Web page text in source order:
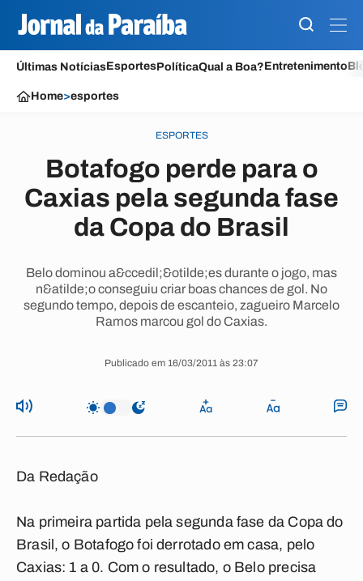
Últimas NotíciasEsportesPolíticaQual a Boa?Entretenimento
Home>esportes
ESPORTES
Botafogo perde para o
Caxias pela segunda fase
da Copa do Brasil
Belo dominou a&ccedil;&otilde;es durante o jogo, mas
n&atilde;o conseguiu criar boas chances de gol. No
segundo tempo, depois de escanteio, zagueiro Marcelo
Ramos marcou gol do Caxias.
Publicado em 16/03/2011 às 23:07
Da Redação
Na primeira partida pela segunda fase da Copa do
Brasil, o Botafogo foi derrotado em casa, pelo
Caxias: 1 a 0. Com o resultado, o Belo precisa